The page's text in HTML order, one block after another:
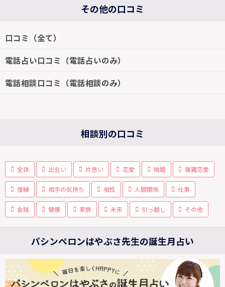
その他の口コミ
口コミ（全て）
電話占い口コミ（電話占いのみ）
電話相談口コミ（電話相談のみ）
相談別の口コミ
全体 出会い 片思い 恋愛 結婚 複雑恋愛
復縁 相手の気持ち 相性 人間関係 仕事
金銭 健康 家族 未来 引っ越し その他
パシンペロンはやぶさ先生の誕生月占い